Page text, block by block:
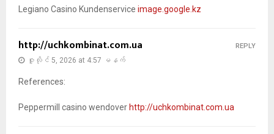
Legiano Casino Kundenservice image.google.kz
http://uchkombinat.com.ua
ဇူလိုင် 5, 2026 at 4:57 မနက်
References:
Peppermill casino wendover http://uchkombinat.com.ua
REPLY